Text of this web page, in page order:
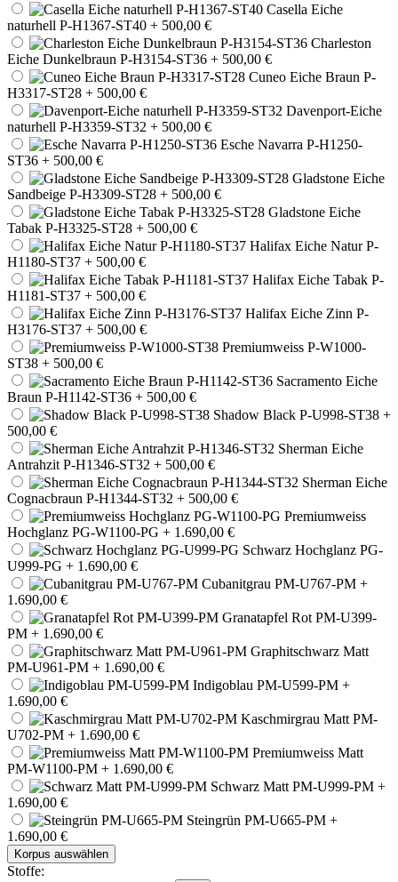
Casella Eiche
naturhell P-H1367-ST40 + 500,00 €
Charleston
Eiche Dunkelbraun P-H3154-ST36 + 500,00 €
Cuneo Eiche Braun P-
H3317-ST28 + 500,00 €
Davenport-Eiche
naturhell P-H3359-ST32 + 500,00 €
Esche Navarra P-H1250-
ST36 + 500,00 €
Gladstone Eiche
Sandbeige P-H3309-ST28 + 500,00 €
Gladstone Eiche
Tabak P-H3325-ST28 + 500,00 €
Halifax Eiche Natur P-
H1180-ST37 + 500,00 €
Halifax Eiche Tabak P-
H1181-ST37 + 500,00 €
Halifax Eiche Zinn P-
H3176-ST37 + 500,00 €
Premiumweiss P-W1000-
ST38 + 500,00 €
Sacramento Eiche
Braun P-H1142-ST36 + 500,00 €
Shadow Black P-U998-ST38 +
500,00 €
Sherman Eiche
Antrahzit P-H1346-ST32 + 500,00 €
Sherman Eiche
Cognacbraun P-H1344-ST32 + 500,00 €
Premiumweiss
Hochglanz PG-W1100-PG + 1.690,00 €
Schwarz Hochglanz PG-
U999-PG + 1.690,00 €
Cubanitgrau PM-U767-PM +
1.690,00 €
Granatapfel Rot PM-U399-
PM + 1.690,00 €
Graphitschwarz Matt
PM-U961-PM + 1.690,00 €
Indigoblau PM-U599-PM +
1.690,00 €
Kaschmirgrau Matt PM-
U702-PM + 1.690,00 €
Premiumweiss Matt
PM-W1100-PM + 1.690,00 €
Schwarz Matt PM-U999-PM +
1.690,00 €
Steingrün PM-U665-PM +
1.690,00 €
Korpus auswählen
Stoffe: